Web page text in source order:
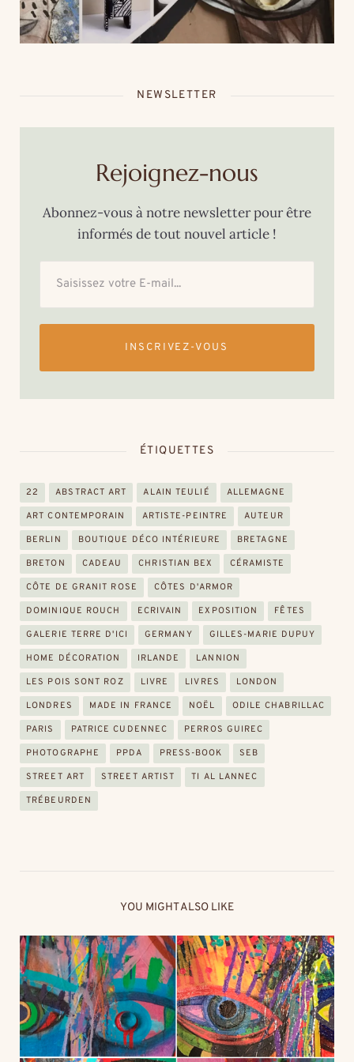
cœur de la thalasso Roz
Marine
NEWSLETTER
Rejoignez-nous
Abonnez-vous à notre newsletter pour être
informés de tout nouvel article !
INSCRIVEZ-VOUS
ÉTIQUETTES
22 ABSTRACT ART ALAIN TEULIÉ ALLEMAGNE
ART CONTEMPORAIN ARTISTE-PEINTRE AUTEUR
BERLIN BOUTIQUE DÉCO INTÉRIEURE BRETAGNE
BRETON CADEAU CHRISTIAN BEX CÉRAMISTE
CÔTE DE GRANIT ROSE CÔTES D'ARMOR
DOMINIQUE ROUCH ECRIVAIN EXPOSITION FÊTES
GALERIE TERRE D'ICI GERMANY GILLES-MARIE DUPUY
HOME DÉCORATION IRLANDE LANNION
LES POIS SONT ROZ LIVRE LIVRES LONDON
LONDRES MADE IN FRANCE NOËL ODILE CHABRILLAC
PARIS PATRICE CUDENNEC PERROS GUIREC
PHOTOGRAPHE PPDA PRESS-BOOK SEB
STREET ART STREET ARTIST TI AL LANNEC
TRÉBEURDEN
YOU MIGHT ALSO LIKE